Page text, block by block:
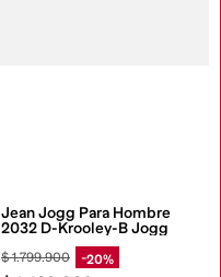
Jean Jogg Para Hombre
2032 D-Krooley-B Jogg
$1.799.900 20%